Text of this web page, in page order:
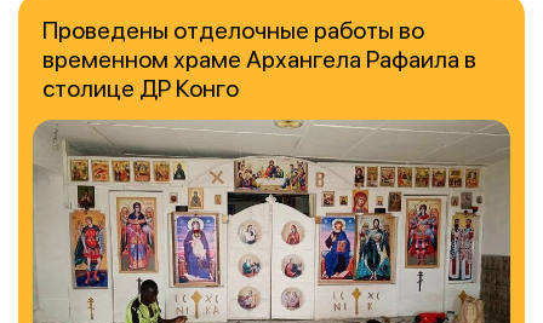
Проведены отделочные работы во
временном храме Архангела Рафаила в
столице ДР Конго